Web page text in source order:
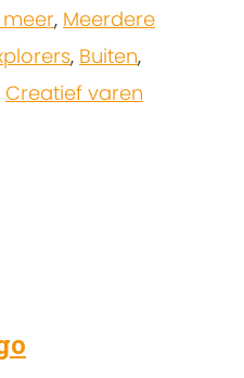
meer, Meerdere
, Buiten,
Creatief varen